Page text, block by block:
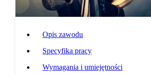
Opis zawodu
Specyfika pracy
Wymagania i umiejętności